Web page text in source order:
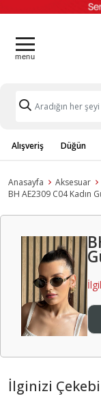
Alışveriş Düğün
Anasayfa Aksesuar
BH AE2309 C04 Kadın
İlginizi